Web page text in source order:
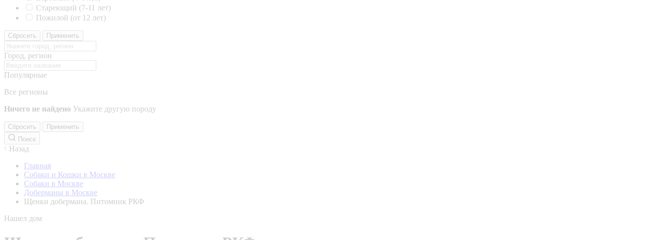
Стареющий (7-11 лет)
Пожилой (от 12 лет)
Сбросить Применить
Город, регион
Популярные
Все регионы
Ничего не найдено Укажите другую породу
Сбросить
Применить
Поиск
Назад
Главная
Собаки и Кошки в Москве
Собаки в Москве
Доберманы в Москве
Щенки добермана. Питомник РКФ
Нашел дом